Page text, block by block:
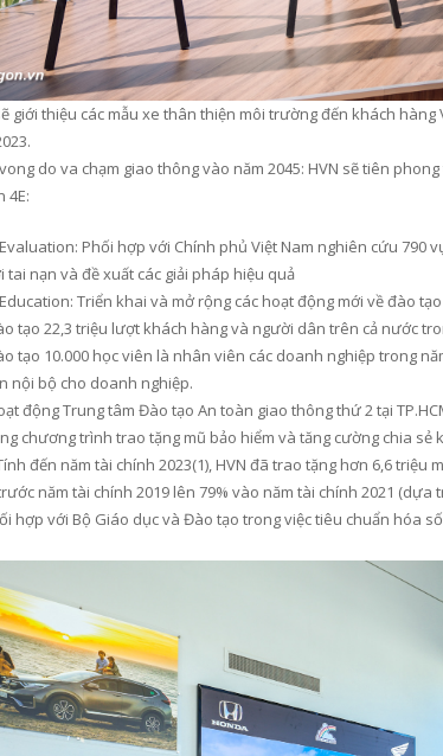
giới thiệu các mẫu xe thân thiện môi trường đến khách hàng
do va chạm giao thông vào năm 2045: HVN sẽ tiên
4E:
: Phối hợp với Chính phủ Việt Nam nghiên cứu 790
tai nạn và đề xuất các giải pháp hiệu quả
: Triển khai và mở rộng các hoạt động mới về đào tạo
tạo 22,3 triệu lượt khách hàng và người dân trên cả nước
tạo 10.000 học viên là nhân viên các doanh nghiệp trong
nội bộ cho doanh nghiệp.
động Trung tâm Đào tạo An toàn giao thôngthứ 2 tại
chương trình trao tặng mũ bảo hiểm và tăng cường chia sẻ
đến năm tài chính 2023(1), HVN đã trao tặng hơn 6,6triệu
năm tài chính 2019 lên 79% vào năm tài chính 2021 (dựa
hợp với Bộ Giáo dục và Đào tạo trong việc tiêu chuẩn hóa